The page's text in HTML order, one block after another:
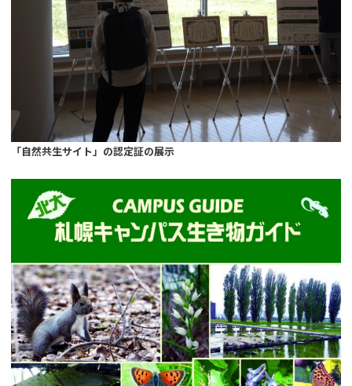
「自然共生サイト」の認定証の展示